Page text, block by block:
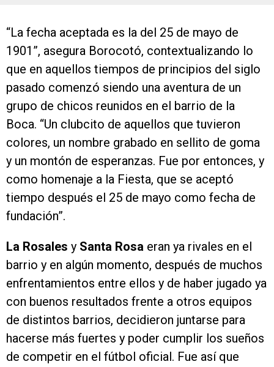
“La fecha aceptada es la del 25 de mayo de
1901”, asegura Borocotó, contextualizando lo
que en aquellos tiempos de principios del siglo
pasado comenzó siendo una aventura de un
grupo de chicos reunidos en el barrio de la
Boca. “Un clubcito de aquellos que tuvieron
colores, un nombre grabado en sellito de goma
y un montón de esperanzas. Fue por entonces, y
como homenaje a la Fiesta, que se aceptó
tiempo después el 25 de mayo como fecha de
fundación”.
La Rosales y Santa Rosa eran ya rivales en el
barrio y en algún momento, después de muchos
enfrentamientos entre ellos y de haber jugado ya
con buenos resultados frente a otros equipos
de distintos barrios, decidieron juntarse para
hacerse más fuertes y poder cumplir los sueños
de competir en el fútbol oficial. Fue así que